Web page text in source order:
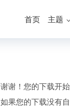
首页 主题
谢谢！您的下载开
如果您的下载没有